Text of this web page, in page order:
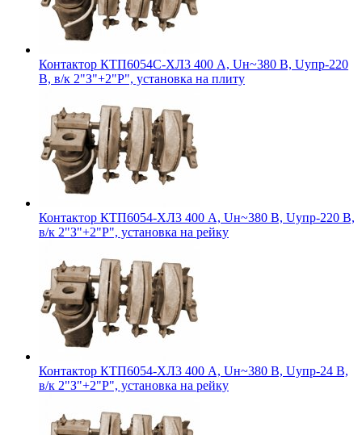
Контактор КТП6054С-ХЛ3 400 А, Uн~380 В, Uупр-220
В, в/к 2"З"+2"Р", установка на плиту
Контактор КТП6054-ХЛ3 400 А, Uн~380 В, Uупр-220 В,
в/к 2"З"+2"Р", установка на рейку
Контактор КТП6054-ХЛ3 400 А, Uн~380 В, Uупр-24 В,
в/к 2"З"+2"Р", установка на рейку